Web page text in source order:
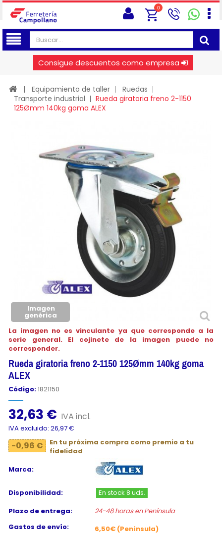
0
Consigue descuentos como empresa
Equipamiento de taller
Ruedas
Transporte industrial
Rueda giratoria freno 2-1150
125Ømm 140kg goma ALEX
Imagen
genérica
La imagen no es vinculante ya que corresponde a la
serie general. El cojinete de la imagen puede no
corresponder.
Rueda giratoria freno 2-1150 125Ømm 140kg goma
ALEX
Código:1821150
32,63 € IVA incl.
IVA excluido: 26,97 €
-0,96 €
En tu próxima compra como premio a tu
fidelidad
Marca:
Disponibilidad:
En stock 8 uds.
Plazo de entrega:
24-48 horas en Península
Gastos de envío:
6,50€ (Península)